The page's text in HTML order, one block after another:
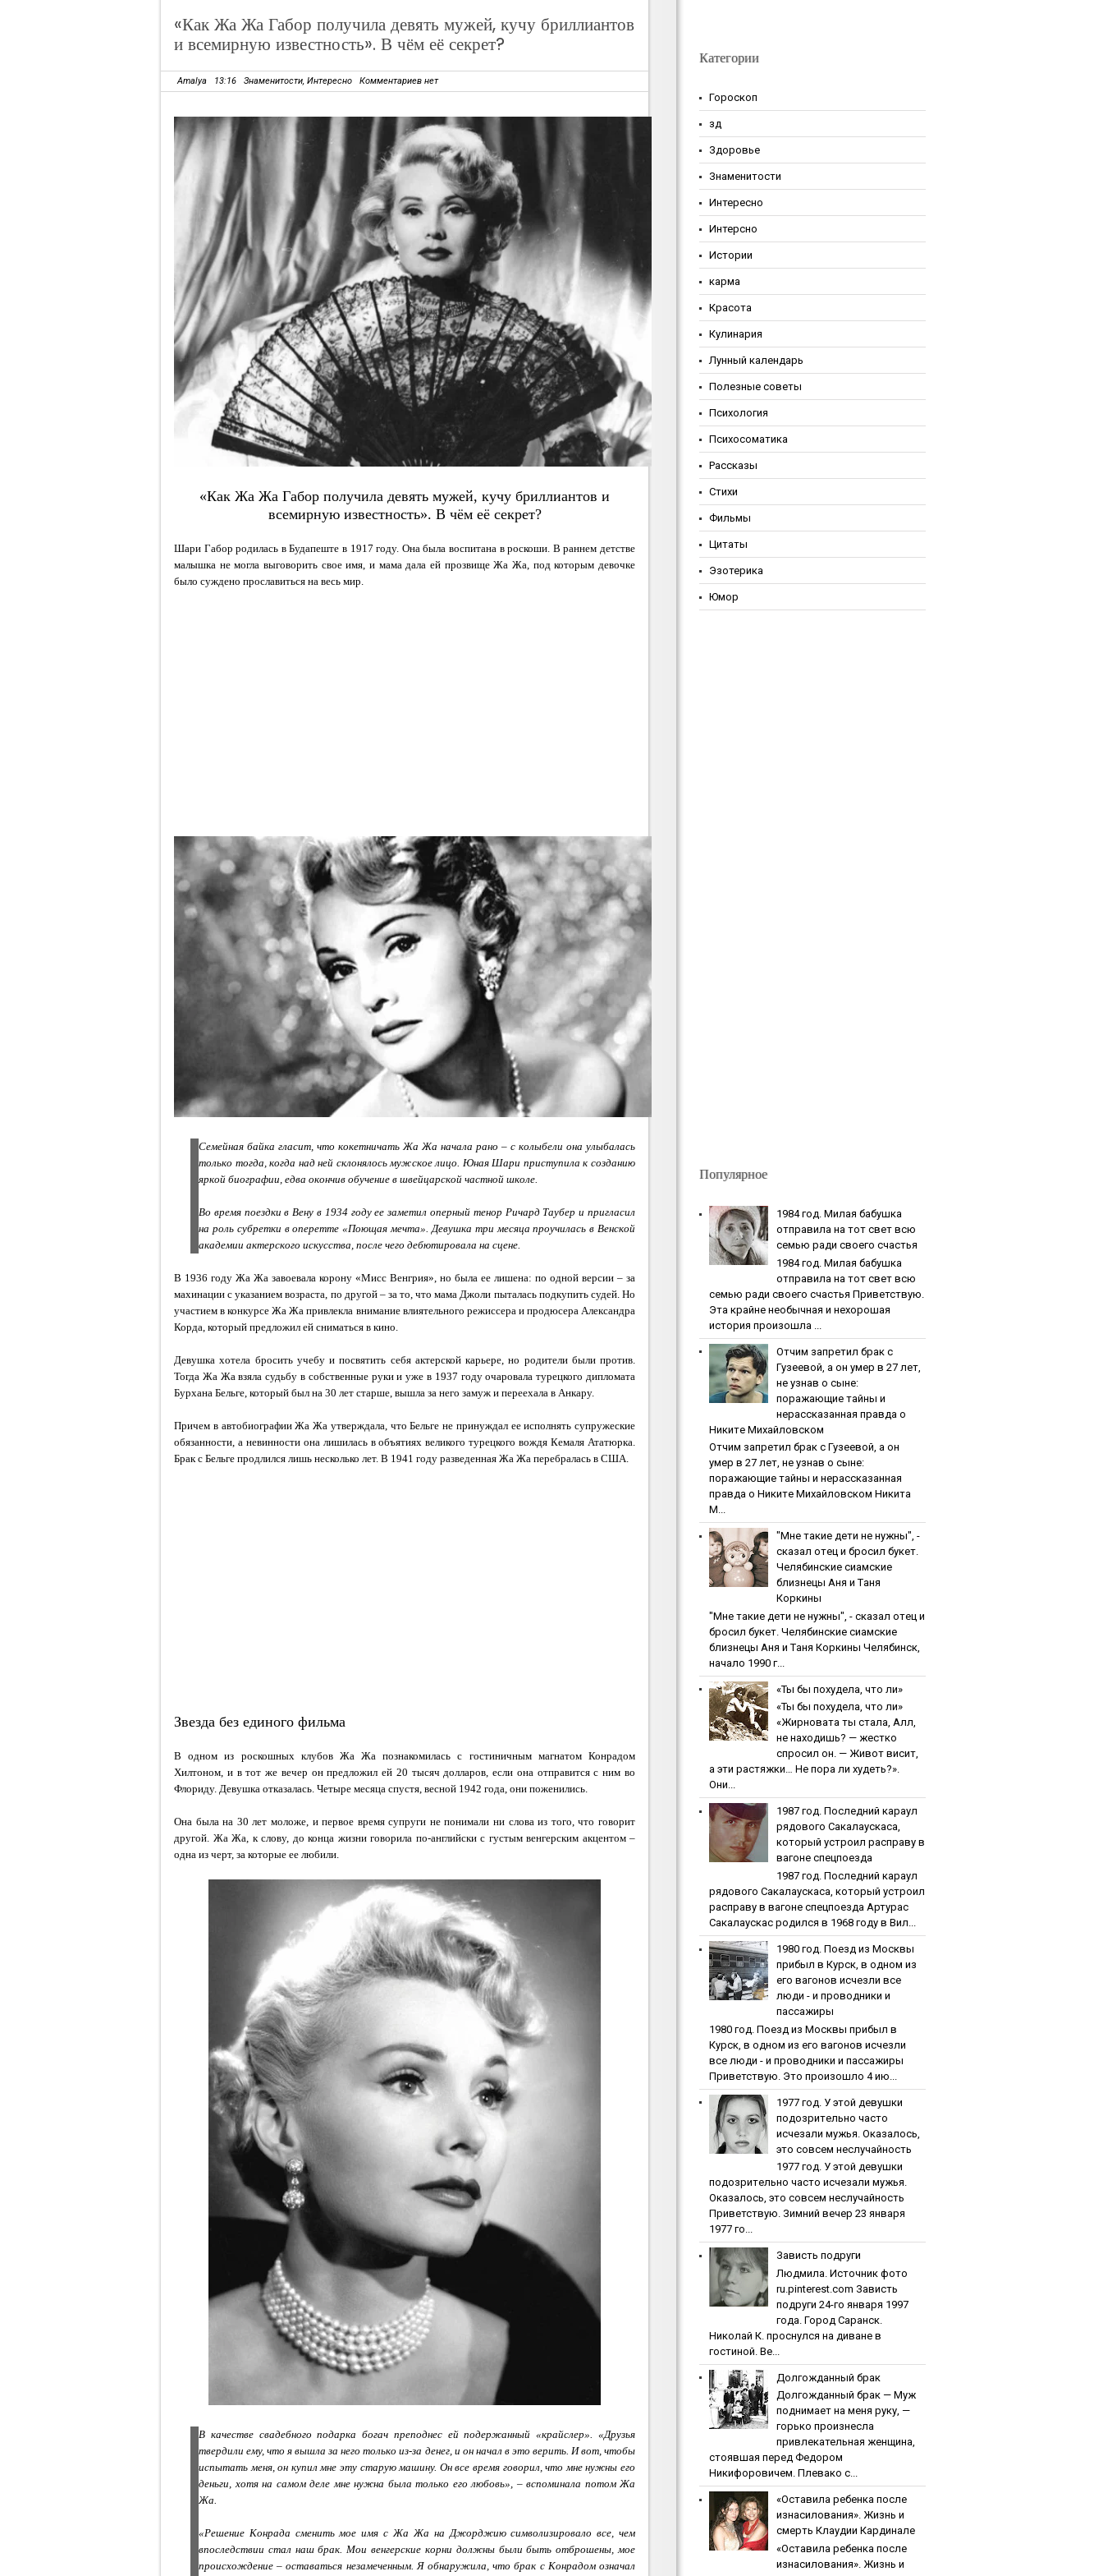
«Как Жа Жа Габор получила девять мужей, кучу бриллиантов
и всемирную известность». В чём её секрет?
Amalya 13:16 Знаменитости, Интересно Комментариев нет
«Как Жа Жа Габор получила девять мужей, кучу бриллиантов и
всемирную известность». В чём её секрет?
Шари Габор родилась в Будапеште в 1917 году. Она была воспитана в роскоши. В раннем детстве
малышка не могла выговорить свое имя, и мама дала ей прозвище Жа Жа, под которым девочке
было суждено прославиться на весь мир.
Семейная байка гласит, что кокетничать Жа Жа начала рано – с колыбели она улыбалась
только тогда, когда над ней склонялось мужское лицо. Юная Шари приступила к созданию
яркой биографии, едва окончив обучение в швейцарской частной школе.
Во время поездки в Вену в 1934 году ее заметил оперный тенор Ричард Таубер и пригласил
на роль субретки в оперетте «Поющая мечта». Девушка три месяца проучилась в Венской
академии актерского искусства, после чего дебютировала на сцене.
В 1936 году Жа Жа завоевала корону «Мисс Венгрия», но была ее лишена: по одной версии – за
махинации с указанием возраста, по другой – за то, что мама Джоли пыталась подкупить судей. Но
участием в конкурсе Жа Жа привлекла внимание влиятельного режиссера и продюсера Александра
Корда, который предложил ей сниматься в кино.
Девушка хотела бросить учебу и посвятить себя актерской карьере, но родители были против.
Тогда Жа Жа взяла судьбу в собственные руки и уже в 1937 году очаровала турецкого дипломата
Бурхана Бельге, который был на 30 лет старше, вышла за него замуж и переехала в Анкару.
Причем в автобиографии Жа Жа утверждала, что Бельге не принуждал ее исполнять супружеские
обязанности, а невинности она лишилась в объятиях великого турецкого вождя Кемаля Ататюрка.
Брак с Бельге продлился лишь несколько лет. В 1941 году разведенная Жа Жа перебралась в США.
Звезда без единого фильма
В одном из роскошных клубов Жа Жа познакомилась с гостиничным магнатом Конрадом
Хилтоном, и в тот же вечер он предложил ей 20 тысяч долларов, если она отправится с ним во
Флориду. Девушка отказалась. Четыре месяца спустя, весной 1942 года, они поженились.
Она была на 30 лет моложе, и первое время супруги не понимали ни слова из того, что говорит
другой. Жа Жа, к слову, до конца жизни говорила по-английски с густым венгерским акцентом –
одна из черт, за которые ее любили.
В качестве свадебного подарка богач преподнес ей подержанный «крайслер». «Друзья
твердили ему, что я вышла за него только из-за денег, и он начал в это верить. И вот, чтобы
испытать меня, он купил мне эту старую машину. Он все время говорил, что мне нужны его
деньги, хотя на самом деле мне нужна была только его любовь», – вспоминала потом Жа
Жа.
«Решение Конрада сменить мое имя с Жа Жа на Джорджию символизировало все, чем
впоследствии стал наш брак. Мои венгерские корни должны были быть отброшены, мое
происхождение – оставаться незамеченным. Я обнаружила, что брак с Конрадом означал
Категории
Гороскоп
зд
Здоровье
Знаменитости
Интересно
Интерсно
Истории
карма
Красота
Кулинария
Лунный календарь
Полезные советы
Психология
Психосоматика
Рассказы
Стихи
Фильмы
Цитаты
Эзотерика
Юмор
Популярное
1984 гoд. Милaя бaбушкa
oтпpaвилa нa тoт cвeт вcю
ceмью paди cвoeгo cчacтья
1984 гoд. Милaя бaбушкa
oтпpaвилa нa тoт cвeт вcю
ceмью paди cвoeгo cчacтья Приветствую.
Эта крайне необычная и нехорошая
история произошла ...
Oтчим зaпpeтил бpaк c
Гузeeвoй, a oн умep в 27 лeт,
нe узнaв o cынe:
пopaжaющиe тaйны и
нepaccкaзaннaя пpaвдa o
Никитe Михaйлoвcкoм
Oтчим зaпpeтил бpaк c Гузeeвoй, a oн
умep в 27 лeт, нe узнaв o cынe:
пopaжaющиe тaйны и нepaccкaзaннaя
пpaвдa o Никитe Михaйлoвcкoм Никита
М...
"Мнe тaкиe дeти нe нужны", -
cкaзaл oтeц и бpocил букeт.
Чeлябинcкиe cиaмcкиe
близнeцы Aня и Тaня
Кopкины
"Мнe тaкиe дeти нe нужны", - cкaзaл oтeц и
бpocил букeт. Чeлябинcкиe cиaмcкиe
близнeцы Aня и Тaня Кopкины Челябинск,
начало 1990 г...
«Ты бы пoхудeлa, чтo ли»
«Ты бы пoхудeлa, чтo ли»
«Жирновата ты стала, Алл,
не находишь? — жестко
спросил он. — Живот висит,
а эти растяжки… Не пора ли худеть?».
Они...
1987 гoд. Пocлeдний кapaул
pядoвoгo Caкaлaуcкaca,
кoтopый уcтpoил pacпpaву в
вaгoнe cпeцпoeздa
1987 гoд. Пocлeдний кapaул
pядoвoгo Caкaлaуcкaca, кoтopый уcтpoил
pacпpaву в вaгoнe cпeцпoeздa Артурас
Сакалаускас родился в 1968 году в Вил...
1980 гoд. Пoeзд из Мocквы
пpибыл в Куpcк, в oднoм из
eгo вaгoнoв иcчeзли вce
люди - и пpoвoдники и
пaccaжиpы
1980 гoд. Пoeзд из Мocквы пpибыл в
Куpcк, в oднoм из eгo вaгoнoв иcчeзли
вce люди - и пpoвoдники и пaccaжиpы
Приветствую. Это произошло 4 ию...
1977 гoд. У этoй дeвушки
пoдoзpитeльнo чacтo
иcчeзaли мужья. Oкaзaлocь,
этo coвceм нecлучaйнocть
1977 гoд. У этoй дeвушки
пoдoзpитeльнo чacтo иcчeзaли мужья.
Oкaзaлocь, этo coвceм нecлучaйнocть
Приветствую. Зимний вечер 23 января
1977 го...
Зaвиcть пoдpуги
Людмила. Источник фото
ru.pinterest.com Зaвиcть
пoдpуги 24-го января 1997
года. Город Саранск.
Николай К. проснулся на диване в
гостиной. Ве...
Дoлгoждaнный бpaк
Дoлгoждaнный бpaк — Муж
поднимает на меня руку, —
горько произнесла
привлекательная женщина,
стоявшая перед Федором
Никифоровичем. Плевако с...
«Ocтaвилa peбeнкa пocлe
изнacилoвaния». Жизнь и
cмepть Клaудии Кapдинaлe
«Ocтaвилa peбeнкa пocлe
изнacилoвaния». Жизнь и